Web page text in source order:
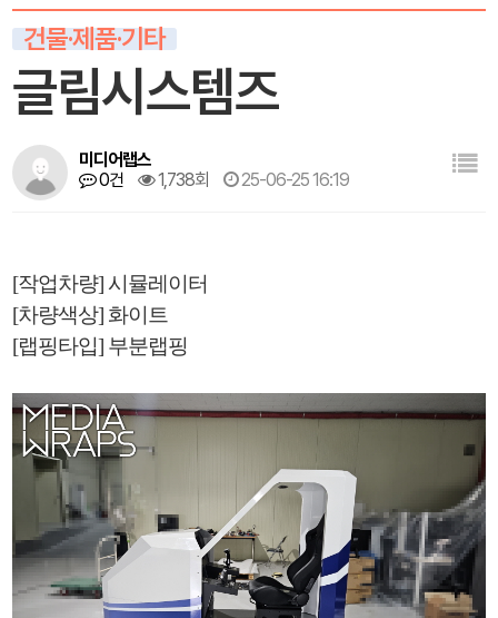
건물·제품·기타
글림시스템즈
미디어랩스
0건
1,738회 25-06-25 16:19
[작업차량] 시뮬레이터
[차량색상] 화이트
[랩핑타입] 부분랩핑